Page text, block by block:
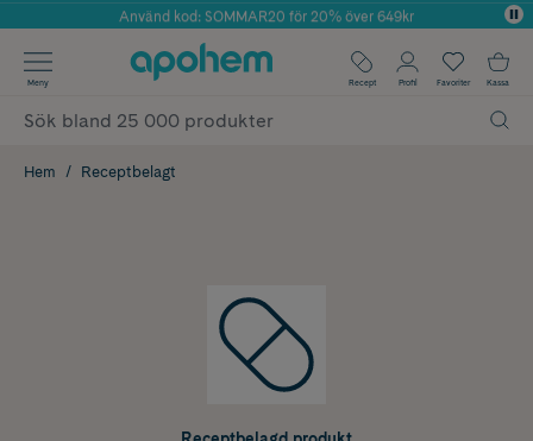
Årets Butik 2025 inom Skönhet
Använd kod: SOMMAR20 för 20% över 649kr
✓ Fri frakt
✓ Poäng på alla köp*
Meny Recept Profil Favoriter Kassa
Hem Receptbelagt